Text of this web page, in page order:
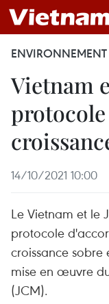
ENVIRONNEMENT
Vietnam
14/10/2021 10:00
Le Vietnam et le
protocole
croissance
mise en œuvre
(JCM).